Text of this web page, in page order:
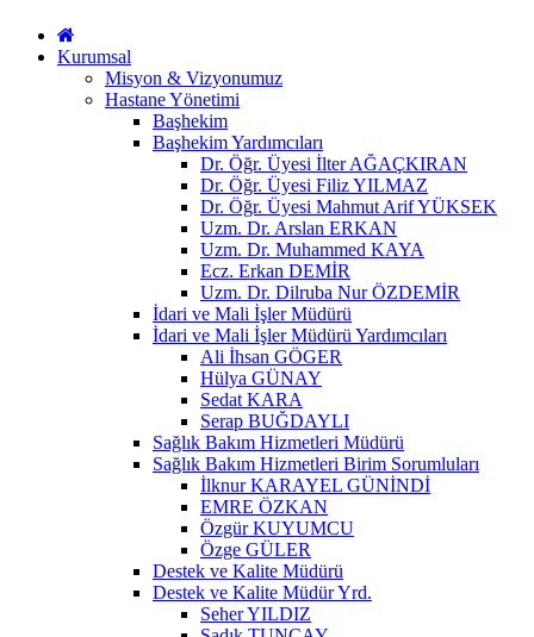
Kurumsal
Misyon & Vizyonumuz
Hastane Yönetimi
Başhekim
Başhekim Yardımcıları
Dr. Öğr. Üyesi İlter AĞAÇKIRAN
Dr. Öğr. Üyesi Filiz YILMAZ
Dr. Öğr. Üyesi Mahmut Arif YÜKSEK
Uzm. Dr. Arslan ERKAN
Uzm. Dr. Muhammed KAYA
Ecz. Erkan DEMİR
Uzm. Dr. Dilruba Nur ÖZDEMİR
İdari ve Mali İşler Müdürü
İdari ve Mali İşler Müdürü Yardımcıları
Ali İhsan GÖGER
Hülya GÜNAY
Sedat KARA
Serap BUĞDAYLI
Sağlık Bakım Hizmetleri Müdürü
Sağlık Bakım Hizmetleri Birim Sorumluları
İlknur KARAYEL GÜNİNDİ
EMRE ÖZKAN
Özgür KUYUMCU
Özge GÜLER
Destek ve Kalite Müdürü
Destek ve Kalite Müdür Yrd.
Seher YILDIZ